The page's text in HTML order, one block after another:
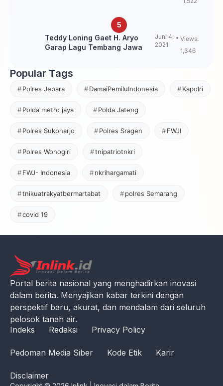
Teddy Loning Gaet H. Aryo
Garap Lagu Tembang Jawa
Juni 4,
2021
Views:
1,346
Popular Tags
Polres Jepara DamaiPemiluIndonesia Kapolri
Polda metro jaya Polda Jateng
Polres Sukoharjo Polres Sragen FWJI
Polres Wonogiri tnipatriotnkri
FWJ- Indonesia nkrihargamati
tnikuatrakyatbermartabat polres Semarang
covid 19
Portal berita nasional yang menghadirkan inovasi
dalam berita. Menyajikan kabar terkini dengan
perspektif baru, akurat, dan mendalam dari seluruh
pelosok tanah air.
Indeks
Redaksi Privacy Policy
Pedoman Media Siber Kode Etik Karir
Disclaimer